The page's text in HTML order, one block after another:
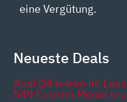
eine Vergütung.
Neueste Deals
Audi Q4 e-tron im
549 Euro im Monat